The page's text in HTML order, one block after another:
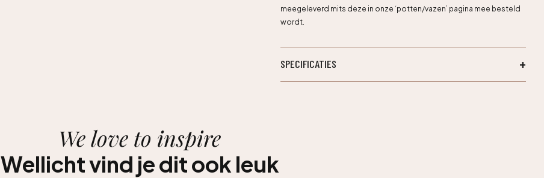
meegeleverd mits deze in onze ‘potten/vazen’ pagina mee besteld
wordt.
SPECIFICATIES
We love to inspire
Wellicht vind je dit ook leuk